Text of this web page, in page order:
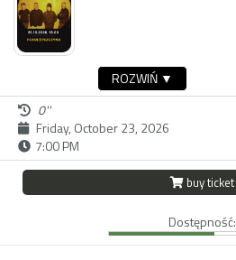
ROZWIŃ ▼
0''
Friday, October 23, 2026
7:00 PM
buy ticket
Dostępność: